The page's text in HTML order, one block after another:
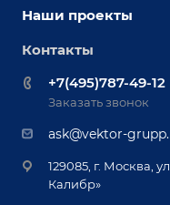
Выставки и
Вопрос ответ
Реквизиты
Документы
Оснастка для сварочных
Оборудование для
Приварной крепеж
Специализированные
Позиционеры и
Сервисное
Обучение
Лизинг
Гарантия
Наши проекты
Контакты
+7(495)787-49-12
Заказать звонок
ask@vektor-
129085, г. Москва,
Калибр»